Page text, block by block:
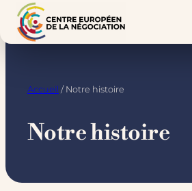
Aller
au
Accueil / Notre histoire
Notre histoire